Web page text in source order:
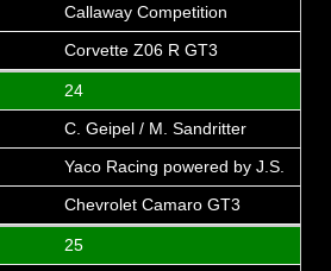
Callaway Competition
Corvette Z06 R GT3
24
C. Geipel / M. Sandritter
Yaco Racing powered by J.S.
Chevrolet Camaro GT3
25